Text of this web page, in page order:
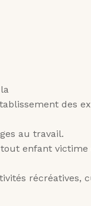
des
au travail.
enfant
récréatives,